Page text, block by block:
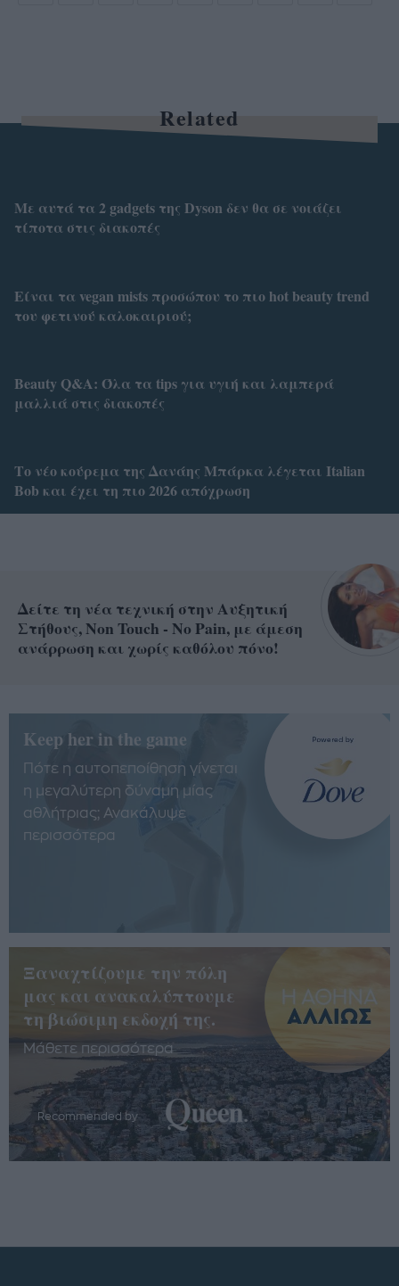
Related
Με αυτά τα 2 gadgets της Dyson δεν θα σε νοιάζει
τίποτα στις διακοπές
Είναι τα vegan mists προσώπου το πιο hot beauty trend
του φετινού καλοκαιριού;
Beauty Q&A: Όλα τα tips για υγιή και λαμπερά
μαλλιά στις διακοπές
Το νέο κούρεμα της Δανάης Μπάρκα λέγεται Italian
Bob και έχει τη πιο 2026 απόχρωση
Δείτε τη νέα τεχνική στην Αυξητική
Στήθους, Non Touch - No Pain, με άμεση
ανάρρωση και χωρίς καθόλου πόνο!
Keep her in the game
Πότε η αυτοπεποίθηση γίνεται
η μεγαλύτερη δύναμη μίας
αθλήτριας; Ανακάλυψε
περισσότερα
Ξαναχτίζουμε την πόλη
μας και ανακαλύπτουμε
τη βιώσιμη εκδοχή της.
Μάθετε περισσότερα
Recommended by